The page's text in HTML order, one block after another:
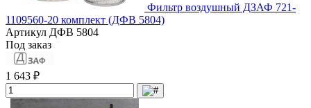
Фильтр воздушный ДЗАФ 721-
1109560-20 комплект (ДФВ 5804)
Артикул ДФВ 5804
Под заказ
1 643 ₽